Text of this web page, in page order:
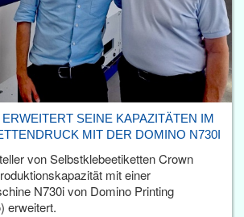
SEINE KAPAZITÄTEN IM
MIT DER DOMINO N730I
von Selbstklebeetiketten Crown
mit einer
N730i von Domino Printing
erweitert.